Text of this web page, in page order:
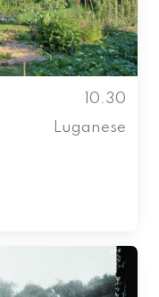
10.30
Luganese